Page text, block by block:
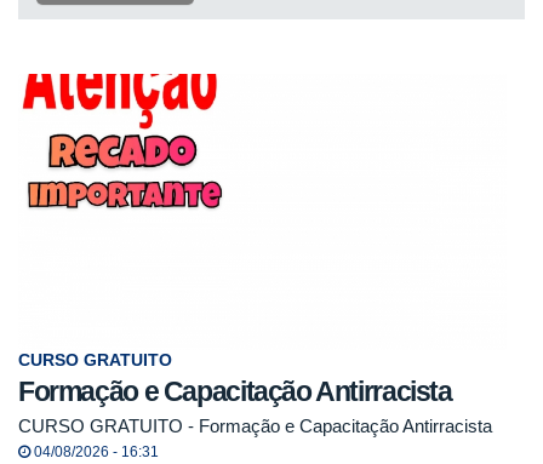
CURSO GRATUITO
Formação e Capacitação Antirracista
CURSO GRATUITO - Formação e Capacitação Antirracista
04/08/2026 - 16:31